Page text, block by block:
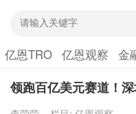
亿恩TRO 亿恩观察 金
领跑百亿美元赛道！